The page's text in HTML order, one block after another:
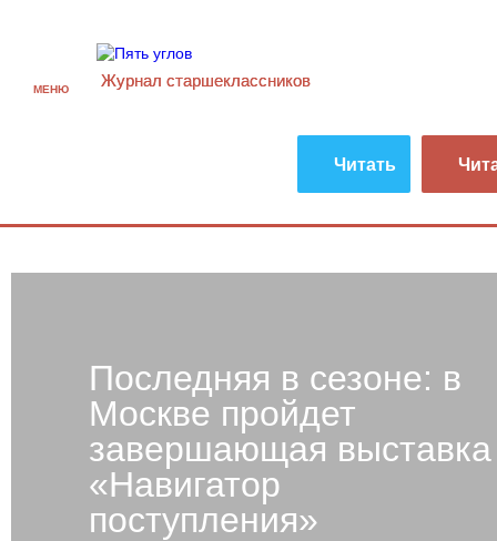
МЕНЮ Журнал старшекласcников
Читать
Последняя в сезоне: в
Москве пройдет
завершающая выставка
«Навигатор
поступления»